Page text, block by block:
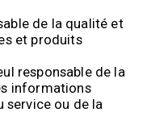
de la qualité et
et produits
responsable de la
informations
service ou de la